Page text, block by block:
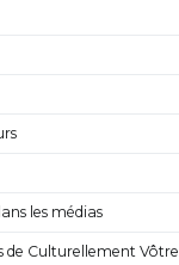
les médias
de Culturellement Vôtre